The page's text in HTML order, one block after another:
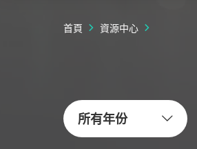
首頁 資源中心
所有年份